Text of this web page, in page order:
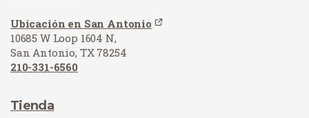
Ubicación en San Antonio
10685 W Loop 1604 N,
San Antonio, TX 78254
210-331-6560
Tienda